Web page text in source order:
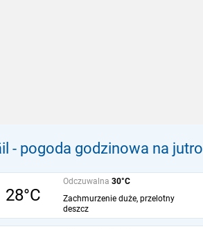
- pogoda godzinowa na jutro
28°C
Odczuwalna 30°C
Zachmurzenie duże, przelotny
deszcz